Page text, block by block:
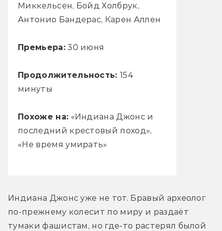
Миккельсен, Бойд Холбрук,
Антонио Бандерас, Карен Аллен
Премьера:30 июня
Продолжительность:154
минуты
Похоже на: «Индиана Джонс и
последний крестовый поход»,
«Не время умирать»
Индиана Джонс уже не тот. Бравый археолог
по-прежнему колесит по миру и раздаёт
тумаки фашистам, но где-то растерял былой